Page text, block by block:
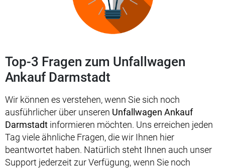
Top-3 Fragen zum Unfallwagen
Ankauf Darmstadt
Wir können es verstehen, wenn Sie sich noch
ausführlicher über unseren Unfallwagen Ankauf
Darmstadt informieren möchten. Uns erreichen jeden
Tag viele ähnliche Fragen, die wir Ihnen hier
beantwortet haben. Natürlich steht Ihnen auch unser
Support jederzeit zur Verfügung, wenn Sie noch